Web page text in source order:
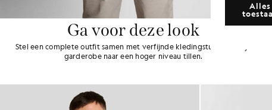
Ga voor deze look
Stel een complete outfit samen met verfijnde kledingstukken die je
garderobe naar een hoger niveau tillen.
Alles